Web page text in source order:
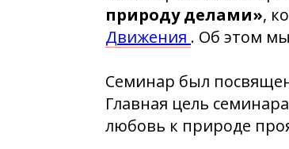
природу делами»,
Движения . Об этом
Семинар был
Главная цель
любовь к природе